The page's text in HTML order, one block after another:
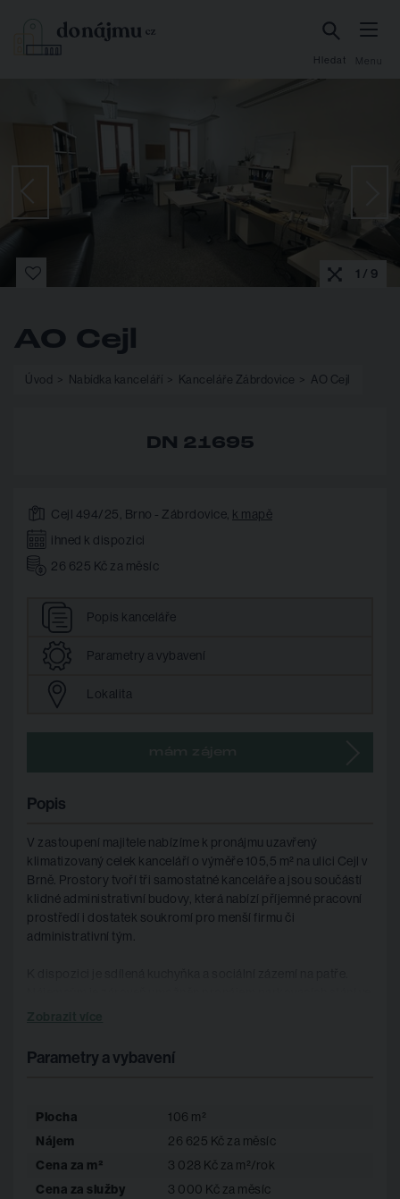
Hledat Menu
1 / 9
AO Cejl
Úvod Nabídka kanceláří Kanceláře Zábrdovice AO Cejl
DN 21695
Cejl 494/25, Brno - Zábrdovice, k mapě
ihned k dispozici
26 625 Kč za měsíc
Popis kanceláře
Parametry a vybavení
Lokalita
Popis
V zastoupení majitele nabízíme k pronájmu uzavřený
klimatizovaný celek kanceláří o výměře 105,5 m² na ulici Cejl v
Brně. Prostory tvoří tři samostatné kanceláře a jsou součástí
klidné administrativní budovy, která nabízí příjemné pracovní
prostředí i dostatek soukromí pro menší firmu či
administrativní tým.
Pro více informací kontaktujte uvedeného makléře
Parametry a vybavení
Plocha 106 m²
Nájem 26 625 Kč za měsíc
Cena za m² 3 028 Kč za m²/rok
Cena za služby 3 000 Kč za měsíc